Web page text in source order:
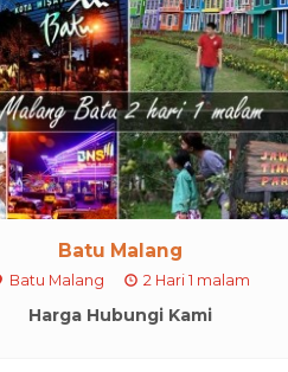
Batu Malang
Batu Malang 2 Hari 1 malam
Harga Hubungi Kami